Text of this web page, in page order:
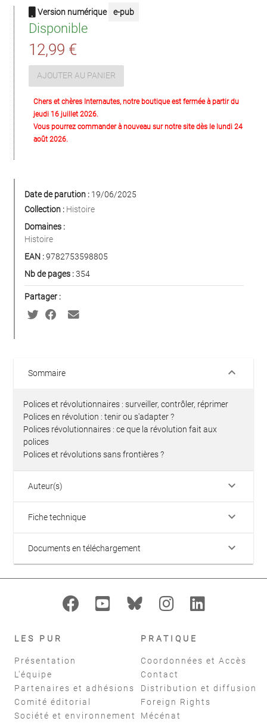
Version numérique e-pub
Disponible
12,99 €
AJOUTER AU PANIER
Chers et chères Internautes, notre boutique est fermée à partir du
jeudi 16 juillet 2026.
Vous pourrez commander à nouveau sur notre site dès le lundi 24
août 2026.
Date de parution : 19/06/2025
Collection : Histoire
Domaines :
Histoire
EAN :9782753598805
Nb de pages :354
Partager :
Sommaire keyboard_arrow_down
Polices et révolutionnaires : surveiller, contrôler, réprimer
Polices en révolution : tenir ou s'adapter ?
Polices révolutionnaires : ce que la révolution fait aux
polices
Polices et révolutions sans frontières ?
Auteur(s) keyboard_arrow_down
Fiche technique keyboard_arrow_down
Documents en téléchargement keyboard_arrow_down
LES PUR
Présentation
L'équipe
Partenaires et adhésions
Comité éditorial
Société et environnement
PRATIQUE
Coordonnées et Accès
Contact
Distribution et diffusion
Foreign Rights
Mécénat